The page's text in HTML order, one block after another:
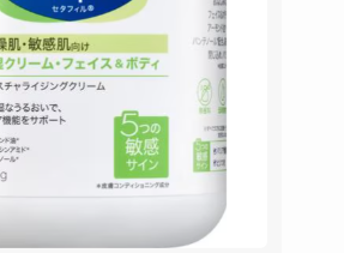
？ダイソーやセリアなどの100